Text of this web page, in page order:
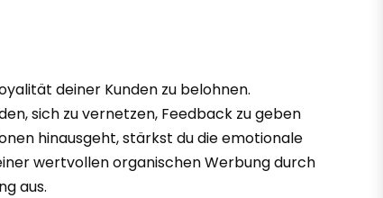
deiner Kunden zu belohnen.
sich zu vernetzen, Feedback zu geben
hinausgeht, stärkst du die emotionale
wertvollen organischen Werbung durch
aus.